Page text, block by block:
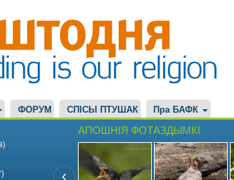
ФОРУМ СПІСЫ ПТУШАК Пра БАФК
АПОШНІЯ ФОТАЗДЫМКІ